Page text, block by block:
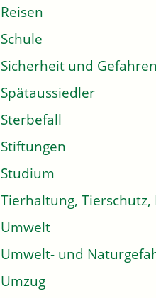
Reisen
Schule
Sicherheit und
Spätaussiedler
Sterbefall
Stiftungen
Studium
Tierhaltung, Tierschutz,
Umwelt
Umwelt- und
Umzug